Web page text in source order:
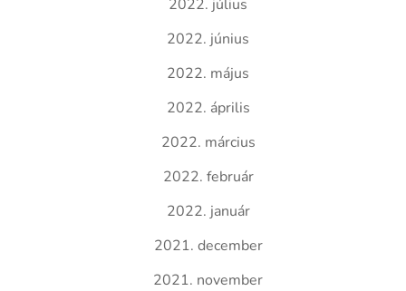
2022. július
2022. június
2022. május
2022. április
2022. március
2022. február
2022. január
2021. december
2021. november